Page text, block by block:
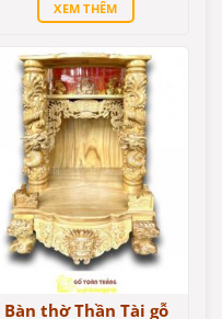
6.900.000₫. là:
XEM THÊM
Bàn thờ Thần Tài gỗ